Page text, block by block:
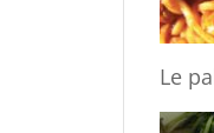
Le